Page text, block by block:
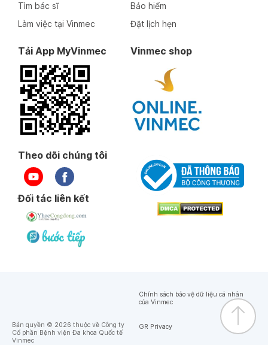
Tìm bác sĩ
Làm việc tại Vinmec
Bảo hiểm
Đặt lịch hẹn
Tải App MyVinmec Vinmec shop
Theo dõi chúng tôi
Đối tác liên kết
Bản quyền © 2026 thuộc về Công ty
Cổ phần Bệnh viện Đa khoa Quốc tế
Vinmec
Chính sách bảo vệ dữ liệu cá nhân
của Vinmec
GR Privacy